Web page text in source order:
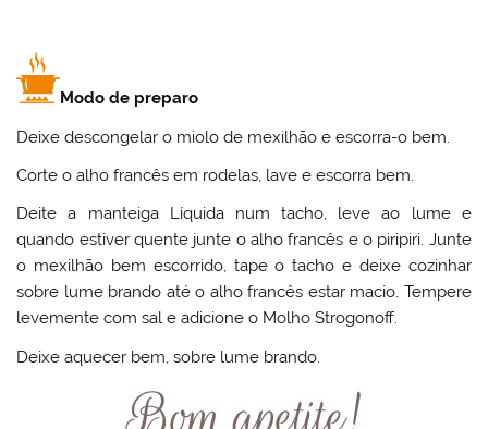
Modo de preparo
Deixe descongelar o miolo de mexilhão e escorra-o bem.
Corte o alho francês em rodelas, lave e escorra bem.
Deite a manteiga Líquida num tacho, leve ao lume e
quando estiver quente junte o alho francês e o piripiri. Junte
o mexilhão bem escorrido, tape o tacho e deixe cozinhar
sobre lume brando até o alho francês estar macio. Tempere
levemente com sal e adicione o Molho Strogonoff.
Deixe aquecer bem, sobre lume brando.